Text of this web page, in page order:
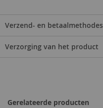
Verzend- en betaalmethodes
Verzorging van het product
Gerelateerde producten